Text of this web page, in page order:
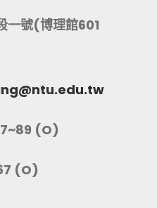
一號(博理館601
(O)
(O)